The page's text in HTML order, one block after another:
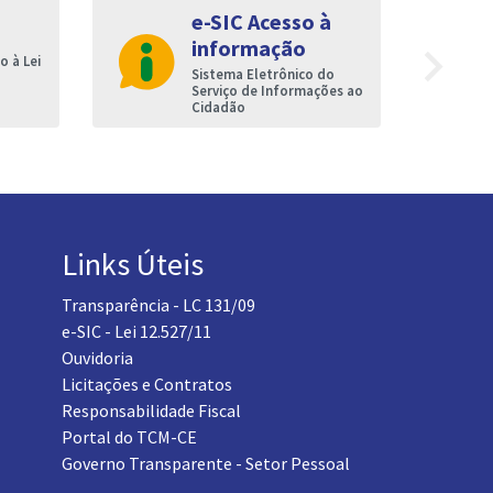
à Lei
e-SIC Acesso à
informação
Sistema Eletrônico do
Serviço de Informações ao
Cidadão
Links Úteis
Transparência - LC 131/09
e-SIC - Lei 12.527/11
Ouvidoria
Licitações e Contratos
Responsabilidade Fiscal
Portal do TCM-CE
Governo Transparente - Setor Pessoal